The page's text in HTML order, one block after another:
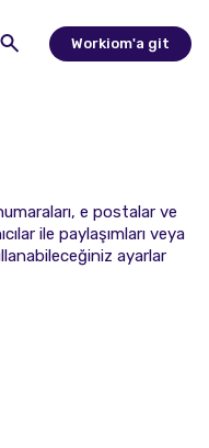
Workiom'a git
e postalar ve
ile paylaşımları veya
ayarlar